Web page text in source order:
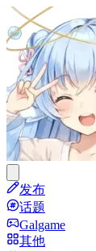
发布
话题
Galgame
其他